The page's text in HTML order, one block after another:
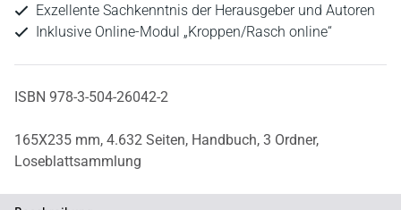
Exzellente Sachkenntnis der Herausgeber und Autoren
Inklusive Online-Modul „Kroppen/Rasch online“
ISBN 978-3-504-26042-2
165X235 mm, 4.632 Seiten, Handbuch, 3 Ordner,
Loseblattsammlung